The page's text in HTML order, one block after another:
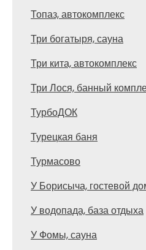
Топаз, автокомплекс
Три богатыря, сауна
Три кита, автокомплекс
Три Лося, банный
ТурбоДОК
Турецкая баня
Турмасово
У Борисыча, гостевой
У водопада, база отдыха
У Фомы, сауна